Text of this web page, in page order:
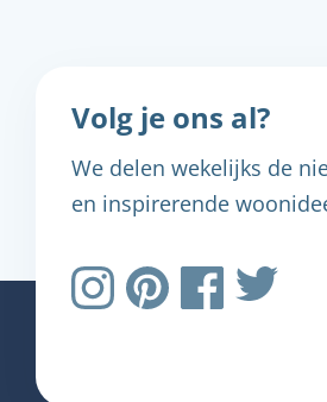
Volg je ons al?
We delen wekelijks de
en inspirerende